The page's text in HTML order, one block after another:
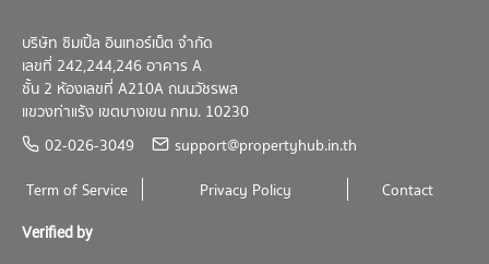
บริษัท ซิมเปิ้ล อินเทอร์เน็ต จำกัด
เลขที่ 242,244,246 อาคาร A
ชั้น 2 ห้องเลขที่ A210A ถนนวัชรพล
แขวงท่าแร้ง เขตบางเขน กทม. 10230
02-026-3049
support@propertyhub.in.th
Term of Service
Privacy Policy Contact
Verified by